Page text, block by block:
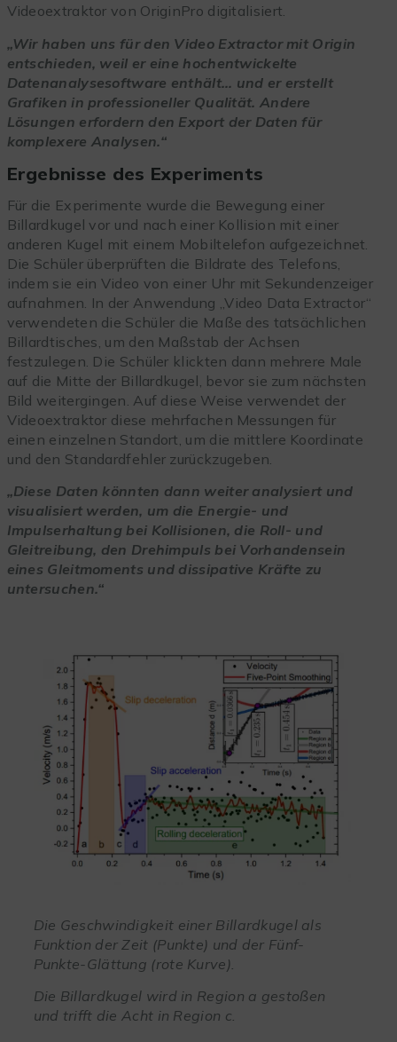
Videoextraktor von OriginPro digitalisiert.
„Wir haben uns für den Video Extractor mit Origin
entschieden, weil er eine hochentwickelte
Datenanalysesoftware enthält… und er erstellt
Grafiken in professioneller Qualität. Andere
Lösungen erfordern den Export der Daten für
komplexere Analysen.“
Ergebnisse des Experiments
Für die Experimente wurde die Bewegung einer
Billardkugel vor und nach einer Kollision mit einer
anderen Kugel mit einem Mobiltelefon aufgezeichnet.
Die Schüler überprüften die Bildrate des Telefons,
indem sie ein Video von einer Uhr mit Sekundenzeiger
aufnahmen. In der Anwendung „Video Data Extractor“
verwendeten die Schüler die Maße des tatsächlichen
Billardtisches, um den Maßstab der Achsen
festzulegen. Die Schüler klickten dann mehrere Male
auf die Mitte der Billardkugel, bevor sie zum nächsten
Bild weitergingen. Auf diese Weise verwendet der
Videoextraktor diese mehrfachen Messungen für
einen einzelnen Standort, um die mittlere Koordinate
und den Standardfehler zurückzugeben.
„Diese Daten könnten dann weiter analysiert und
visualisiert werden, um die Energie- und
Impulserhaltung bei Kollisionen, die Roll- und
Gleitreibung, den Drehimpuls bei Vorhandensein
eines Gleitmoments und dissipative Kräfte zu
untersuchen.“
Die Geschwindigkeit einer Billardkugel als
Funktion der Zeit (Punkte) und der Fünf-
Punkte-Glättung (rote Kurve).
Die Billardkugel wird in Region a gestoßen
und trifft die Acht in Region c.